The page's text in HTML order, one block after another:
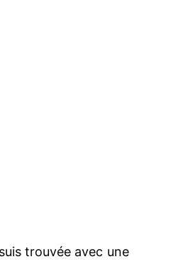
trouvée avec une